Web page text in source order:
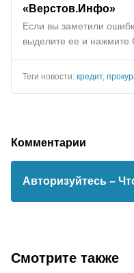
«Верстов.Инфо»
Если вы заметили
выделите ее и нажмите
Теги новости: кредит,
Комментарии
Авторизуйтесь –
Смотрите также